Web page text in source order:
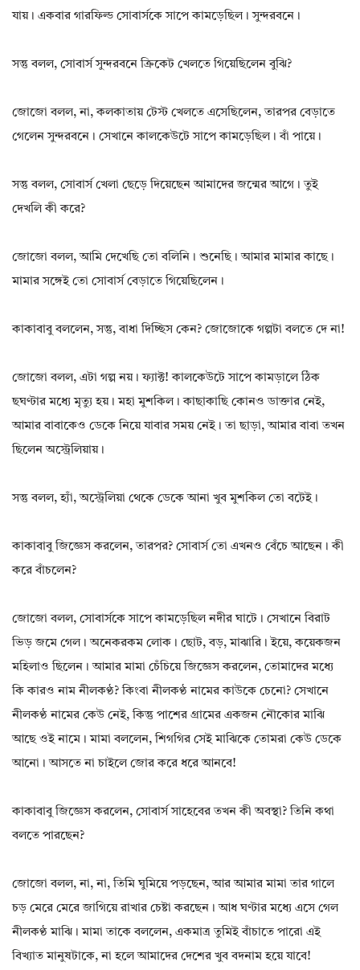
যায়। একবার গারফিল্ড সোবার্সকে সাপে কামড়েছিল। সুন্দরবনে।
সন্তু বলল, সোবার্স সুন্দরবনে ক্রিকেট খেলতে গিয়েছিলেন বুঝি?
জোজো বলল, না, কলকাতায় টেস্ট খেলতে এসেছিলেন, তারপর বেড়াতে
গেলেন সুন্দরবনে। সেখানে কালকেউটে সাপে কামড়েছিল। বাঁ পায়ে।
সন্তু বলল, সোবার্স খেলা ছেড়ে দিয়েছেন আমাদের জন্মের আগে। তুই
দেখলি কী করে?
জোজো বলল, আমি দেখেছি তো বলিনি। শুনেছি। আমার মামার কাছে।
মামার সঙ্গেই তো সোবার্স বেড়াতে গিয়েছিলেন।
কাকাবাবু বললেন, সন্তু, বাধা দিচ্ছিস কেন? জোজোকে গল্পটা বলতে দে না!
জোজো বলল, এটা গল্প নয়। ফ্যাক্ট! কালকেউটে সাপে কামড়ালে ঠিক
ছঘণ্টার মধ্যে মৃত্যু হয়। মহা মুশকিল। কাছাকাছি কোনও ডাক্তার নেই,
আমার বাবাকেও ডেকে নিয়ে যাবার সময় নেই। তা ছাড়া, আমার বাবা তখন
ছিলেন অস্ট্রেলিয়ায়।
সন্তু বলল, হ্যাঁ, অস্ট্রেলিয়া থেকে ডেকে আনা খুব মুশকিল তো বটেই।
কাকাবাবু জিজ্ঞেস করলেন, তারপর? সোবার্স তো এখনও বেঁচে আছেন। কী
করে বাঁচলেন?
জোজো বলল, সোবার্সকে সাপে কামড়েছিল নদীর ঘাটে। সেখানে বিরাট
ভিড় জমে গেল। অনেকরকম লোক। ছোট, বড়, মাঝারি। ইয়ে, কয়েকজন
মহিলাও ছিলেন। আমার মামা চেঁচিয়ে জিজ্ঞেস করলেন, তোমাদের মধ্যে
কি কারও নাম নীলকণ্ঠ? কিংবা নীলকণ্ঠ নামের কাউকে চেনো? সেখানে
নীলকণ্ঠ নামের কেউ নেই, কিন্তু পাশের গ্রামের একজন নৌকোর মাঝি
আছে ওই নামে। মামা বললেন, শিগগির সেই মাঝিকে তোমরা কেউ ডেকে
আনো। আসতে না চাইলে জোর করে ধরে আনবে!
কাকাবাবু জিজ্ঞেস করলেন, সোবার্স সাহেবের তখন কী অবস্থা? তিনি কথা
বলতে পারছেন?
জোজো বলল, না, না, তিমি ঘুমিয়ে পড়ছেন, আর আমার মামা তার গালে
চড় মেরে মেরে জাগিয়ে রাখার চেষ্টা করছেন। আধ ঘণ্টার মধ্যে এসে গেল
নীলকণ্ঠ মাঝি। মামা তাকে বললেন, একমাত্র তুমিই বাঁচাতে পারো এই
বিখ্যাত মানুষটাকে, না হলে আমাদের দেশের খুব বদনাম হয়ে যাবে!